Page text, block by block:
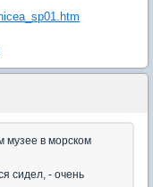
музее в морском
сидел, - очень